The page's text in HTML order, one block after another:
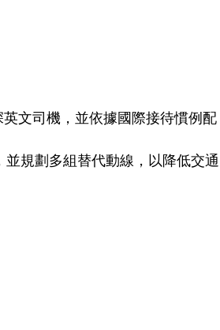
文司機，並依據國際接待慣例配
規劃多組替代動線，以降低交通